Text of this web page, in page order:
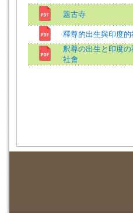
題古寺
釋尊的出生與印度的
釈尊の出生と印度
社會